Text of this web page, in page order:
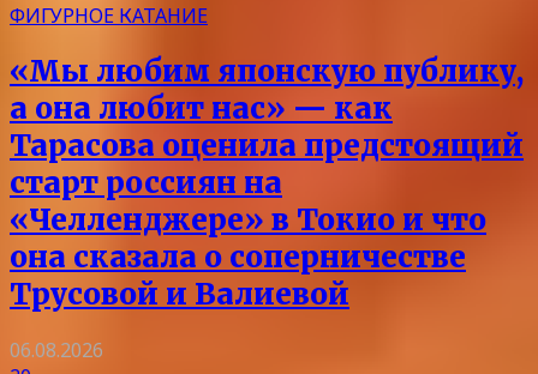
ФИГУРНОЕ КАТАНИЕ
«Мы любим японскую публику,
а она любит нас» — как
Тарасова оценила предстоящий
старт россиян на
«Челленджере» в Токио и что
она сказала о соперничестве
Трусовой и Валиевой
06.08.2026